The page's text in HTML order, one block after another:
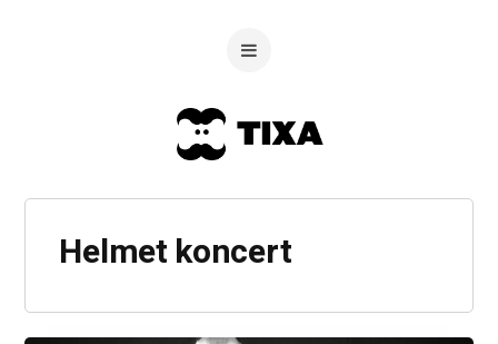
Helmet koncert